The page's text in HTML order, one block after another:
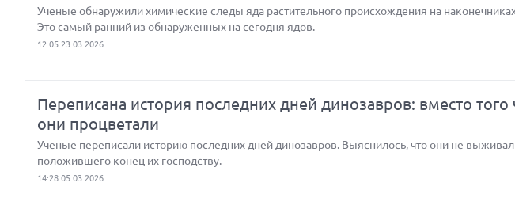
Ученые обнаружили химические следы яда растительного происхождения на
Это самый ранний из обнаруженных на сегодня ядов.
12:05 23.03.2026
Переписана история последних дней динозавров: вместо
они процветали
Ученые переписали историю последних дней динозавров. Выяснилось, что они не
положившего конец их господству.
14:28 05.03.2026